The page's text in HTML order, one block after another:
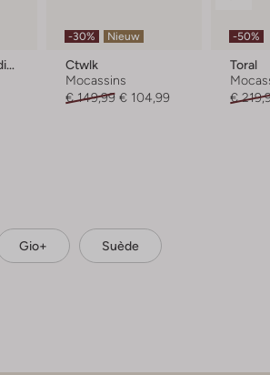
Copenhagen Studios
-30% Nieuw
Ctwlk
Mocassins
€ 149,99 € 104,99
-50%
Toral
€
Gio+ Suède